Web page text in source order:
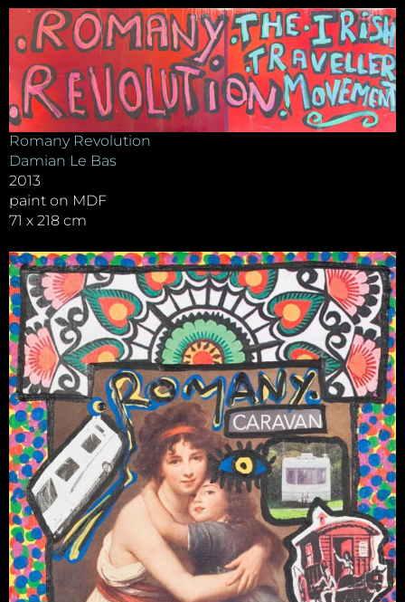
Romany Revolution
Damian Le Bas
2013
paint on MDF
71 x 218 cm